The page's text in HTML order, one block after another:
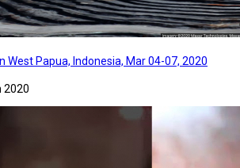
West Papua, Indonesia, Mar 04-07, 2020
2020